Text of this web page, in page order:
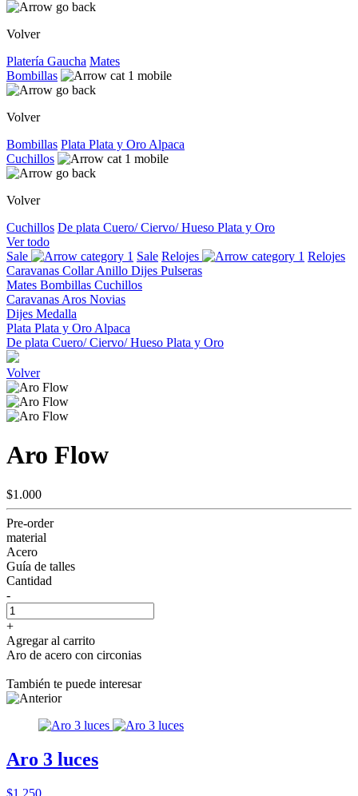
Volver
Platería Gaucha Mates
Bombillas
Volver
Bombillas Plata Plata y Oro Alpaca
Cuchillos
Volver
Cuchillos De plata Cuero/ Ciervo/ Hueso Plata y Oro
Ver todo
Sale
Sale Relojes
Relojes
Caravanas CollarAnillo Dijes Pulseras
Mates Bombillas Cuchillos
Caravanas Aros Novias
Dijes Medalla
Plata Plata y Oro Alpaca
De plata Cuero/ Ciervo/ Hueso Plata y Oro
Volver
Aro Flow
$1.000
Pre-order
material
Acero
Guía de talles
Cantidad
-
+
Agregar al carrito
Aro de acero con circonias
También te puede interesar
Aro 3 luces
$1.250